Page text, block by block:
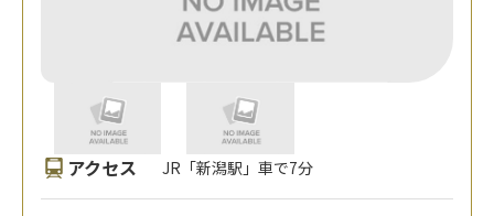
アクセス JR「新潟駅」車で7分